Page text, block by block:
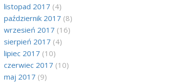
listopad 2017 (4)
październik 2017 (8)
wrzesień 2017 (16)
sierpień 2017 (4)
lipiec 2017 (10)
czerwiec 2017 (10)
maj 2017 (9)